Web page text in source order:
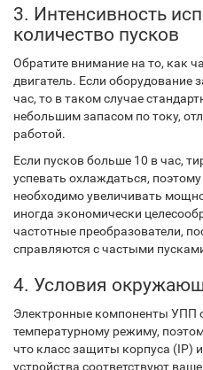
3. Интенсивность
количество пусков
Обратите внимание на то, как
двигатель. Если оборудование
час, то в таком случае
небольшим запасом по току,
работой.
Если пусков больше 10 в час,
успевать охлаждаться,
необходимо увеличивать
иногда экономически
частотные преобразователи,
справляются с частыми
4. Условия
Электронные компоненты УПП
температурному режиму,
что класс защиты корпуса (IP)
устройства соответствуют